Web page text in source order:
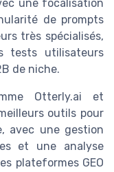
une focalisation
de prompts
très spécialisés,
tests utilisateurs
de niche.
Otterly.ai et
outils pour
avec une gestion
et une analyse
plateformes GEO